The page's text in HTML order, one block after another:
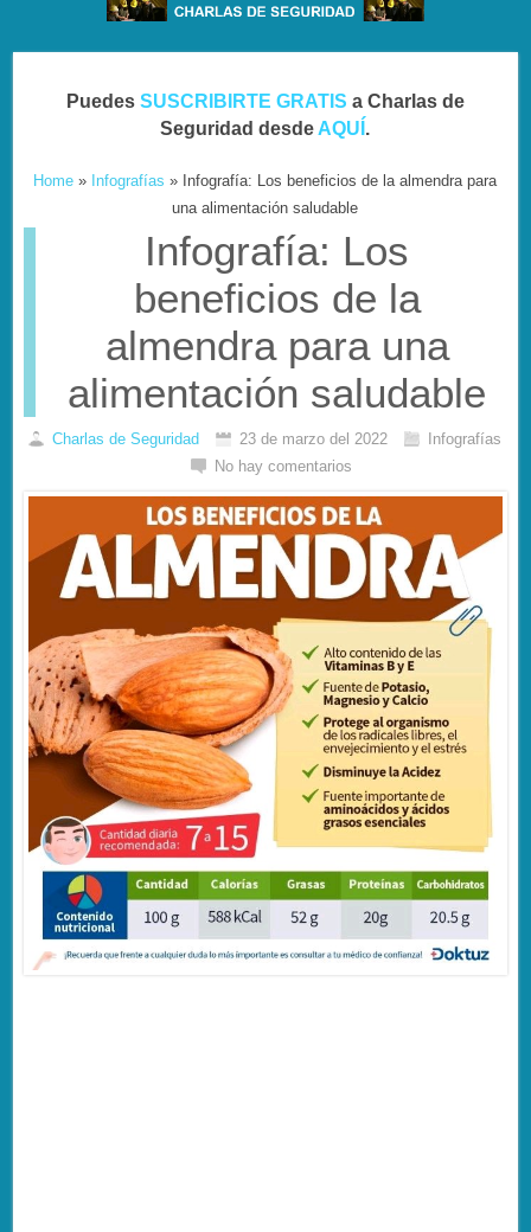
Puedes SUSCRIBIRTE GRATIS a Charlas de
Seguridad desde AQUÍ .
Home » Infografías » Infografía: Los beneficios de la almendra para
una alimentación saludable
Infografía: Los
beneficios de la
almendra para una
alimentación saludable
Charlas de Seguridad 23 de marzo del 2022
Infografías
No hay comentarios